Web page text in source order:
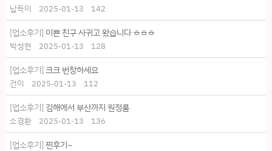
납득이 2025-01-13 142
[업소후기] 이쁜 친구 사귀고 왔습니다 ㅎㅎㅎ
박성현 2025-01-13 128
[업소후기] 크크 번창하세요
건이 2025-01-13 112
[업소후기] 김해에서 부산까지 원정룸
소경환 2025-01-13 136
[업소후기] 찐후기~